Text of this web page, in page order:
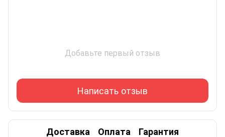
Добавьте первый отзыв
Написать отзыв
Доставка Оплата Гарантия